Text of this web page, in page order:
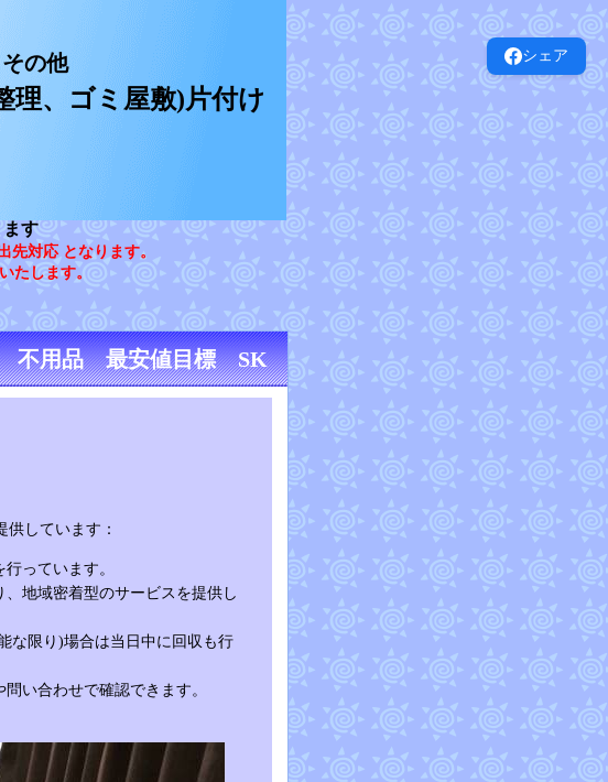
シェア
の他
理、ゴミ屋敷)片付け
ます
対応 となります。
たします。
不用品 最安値目標 SK
しています：
行っています。
、地域密着型のサービスを提供し
な限り)場合は当日中に回収も行
い合わせで確認できます。